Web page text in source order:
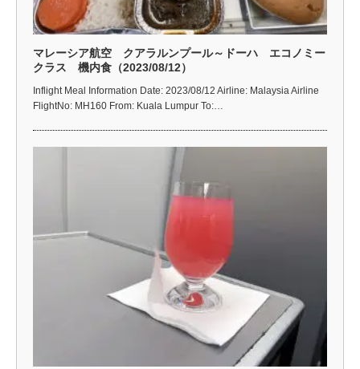
マレーシア航空 クアラルンプール～ドーハ エコノミー
クラス 機内食（2023/08/12）
Inflight Meal Information Date: 2023/08/12 Airline: Malaysia Airline
FlightNo: MH160 From: Kuala Lumpur To:…